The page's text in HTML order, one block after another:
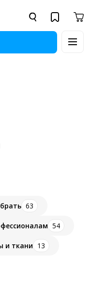
63
54
и ткани 13